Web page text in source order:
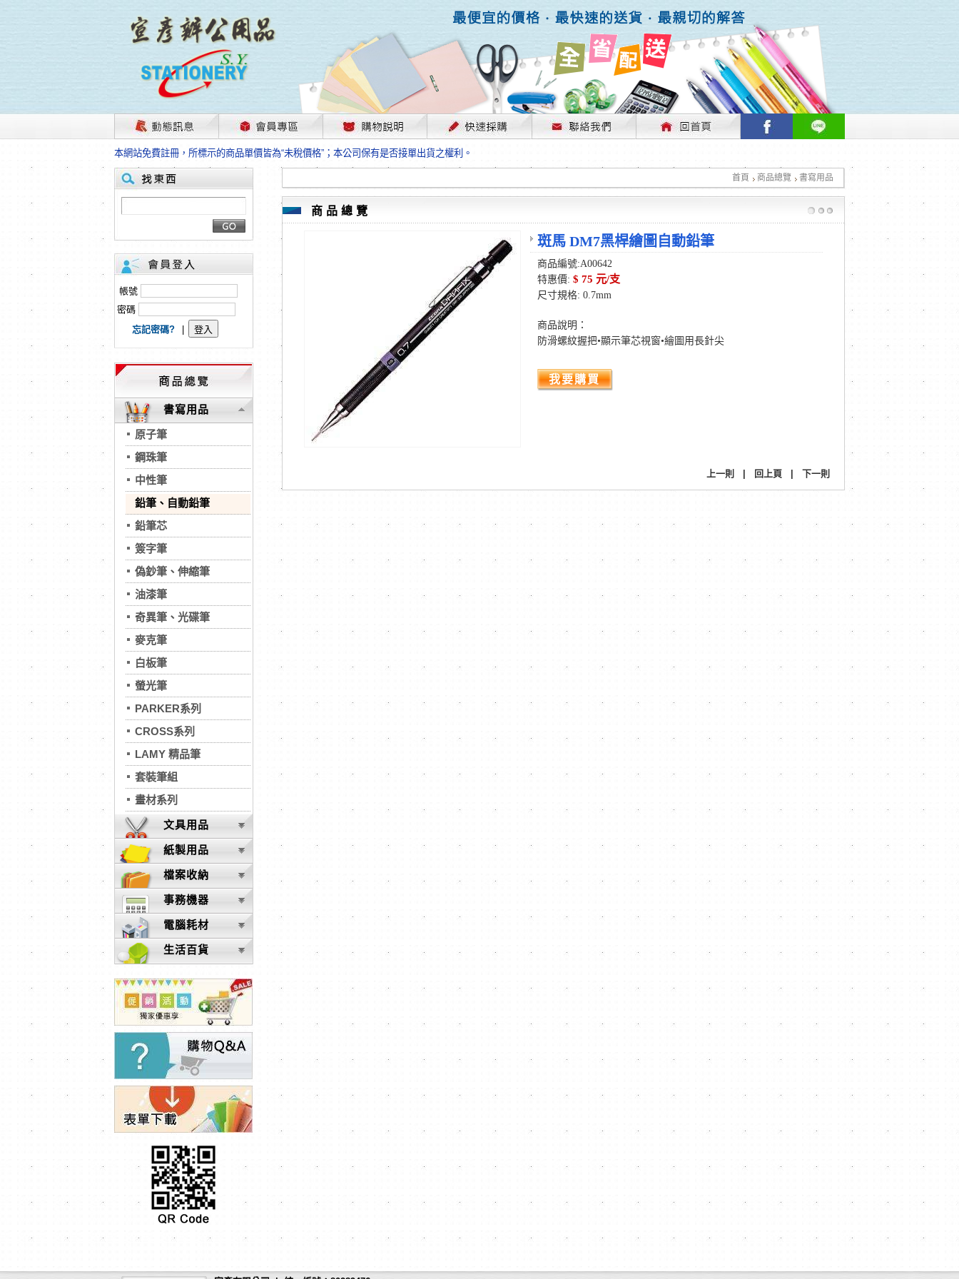
茲因國際情勢變化石油及塑化原物料波動漲幅甚大，部份上游供應商已採取封盤及暫停出貨因應，故本公司價格將視工廠原物料行情做適時的調整，不便之處敬請見諒！
本網站免費註冊，所標示的商品單價皆為“未稅價格”；本公司保有是否接單出貨之權利。
HP、EPSON、CANON原廠耗材價格浮動，下單前請先跟客服人員確認最新單價！
本網站免費註冊，所標示的商品單價皆為“未稅價格”；本公司保有是否接單出貨之權利。
匯款客戶請注意！因商品繁複來不及發現短缺，遂待客服人員跟您確認訂單無誤時再行匯款，避免後緒問題的衍生。
本網站免費註冊，所標示的商品單價皆為“未稅價格”；本公司保有是否接單出貨之權利。
茲因國際情勢變化石油及塑化原物料波動漲幅甚大，部份上游供應商已採取封盤及暫停出貨因應，故本公司價格將視工廠原物料行情做適時的調整，不便之處敬請見諒！
本網站免費註冊，所標示的商品單價皆為“未稅價格”；本公司保有是否接單出貨之權利。
HP、EPSON、CANON原廠耗材價格浮動，下單前請先跟客服人員確認最新單價！
本網站免費註冊，所標示的商品單價皆為“未稅價格”；本公司保有是否接單出貨之權利。
匯款客戶請注意！因商品繁複來不及發現短缺，遂待客服人員跟您確認訂單無誤時再行匯款，避免後緒問題的衍生。
本網站免費註冊，所標示的商品單價皆為“未稅價格”；本公司保有是否接單出貨之權利。
首頁 商品總覽 書寫用品
帳號
密碼
忘記密碼?
書寫用品
原子筆
鋼珠筆
中性筆
鉛筆、自動鉛筆
鉛筆芯
簽字筆
偽鈔筆、伸縮筆
油漆筆
奇異筆、光碟筆
麥克筆
白板筆
螢光筆
PARKER系列
CROSS系列
LAMY 精品筆
套裝筆組
畫材系列
文具用品
紙製用品
檔案收納
事務機器
電腦耗材
生活百貨
商品總覽
斑馬 DM7黑桿繪圖自動鉛筆
商品編號:A00642
特惠價: $ 75 元/支
尺寸規格: 0.7mm
商品說明：
防滑螺紋握把•顯示筆芯視窗•繪圖用長針尖
我要購買
上一則 回上頁 下一則